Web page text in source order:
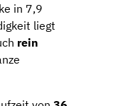
in 7,9
liegt
rein